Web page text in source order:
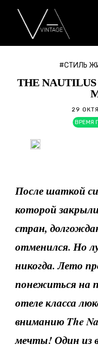
#СТИЛЬ
THE
29
ВРЕМЯ
После шаткой
которой
стран,
отменился. Но
никогда. Лето
понежиться на
отеле класса
вниманию The
мечты! Один из